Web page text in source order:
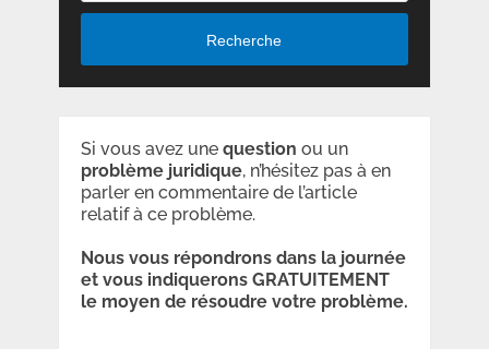
Recherche
Si vous avez une question ou un
problème juridique, n’hésitez pas à en
parler en commentaire de l’article
relatif à ce problème.
Nous vous répondrons dans la journée
et vous indiquerons GRATUITEMENT
le moyen de résoudre votre problème.